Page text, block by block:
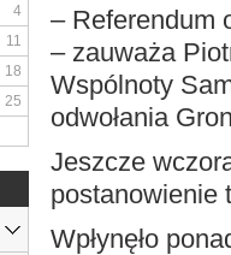
– Referendum
– zauważa
Wspólnoty
odwołania
Jeszcze
postanowienie
Wpłynęło
4
11
18
25